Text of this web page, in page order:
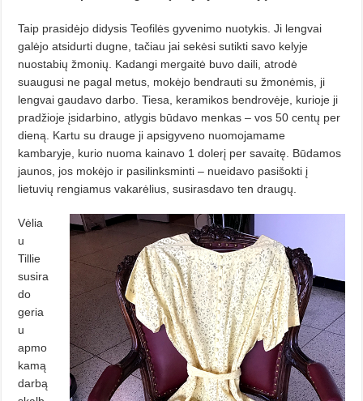
Taip prasidėjo didysis Teofilės gyvenimo nuotykis. Ji lengvai
galėjo atsidurti dugne, tačiau jai sekėsi sutikti savo kelyje
nuostabių žmonių. Kadangi mergaitė buvo daili, atrodė
suaugusi ne pagal metus, mokėjo bendrauti su žmonėmis, ji
lengvai gaudavo darbo. Tiesa, keramikos bendrovėje, kurioje ji
pradžioje įsidarbino, atlygis būdavo menkas – vos 50 centų per
dieną. Kartu su drauge ji apsigyveno nuomojamame
kambaryje, kurio nuoma kainavo 1 dolerį per savaitę. Būdamos
jaunos, jos mokėjo ir pasilinksminti – nueidavo pasišokti į
lietuvių rengiamus vakarėlius, susirasdavo ten draugų.
Vėlia
u
Tillie
susira
do
geria
u
apmo
kamą
darbą